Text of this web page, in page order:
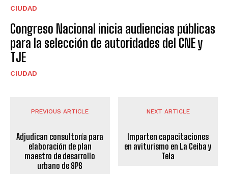
CIUDAD
Congreso Nacional inicia audiencias públicas
para la selección de autoridades del CNE y
TJE
CIUDAD
PREVIOUS ARTICLE
Adjudican consultoría para
elaboración de plan
maestro de desarrollo
urbano de SPS
NEXT ARTICLE
Imparten capacitaciones
en aviturismo en La Ceiba y
Tela